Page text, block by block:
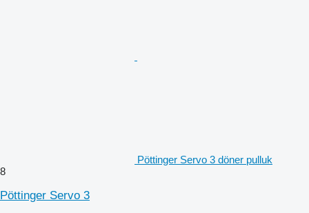
Pöttinger Servo 3 döner pulluk
8
Pöttinger Servo 3